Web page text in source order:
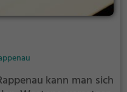
kann man sich